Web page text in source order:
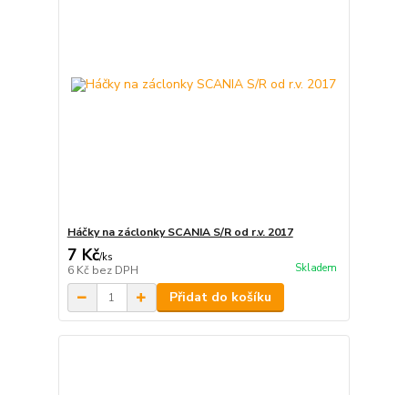
Háčky na záclonky SCANIA S/R od r.v. 2017
7 Kč/ks
6 Kč bez DPH Skladem
Přidat do košíku